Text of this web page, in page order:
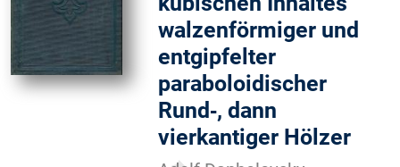
walzenförmiger und
entgipfelter
paraboloidischer
Rund‑, dann
vierkantiger Hölzer